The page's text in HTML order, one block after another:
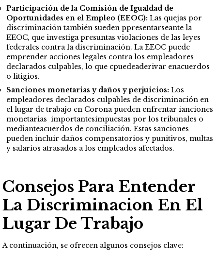
Participación de la Comisión de Igualdad de
Oportunidades en el Empleo (EEOC): Las quejas por
discriminación también sueden ppresentarseante la
EEOC, que investiga presuntas violaciones de las leyes
federales contra la discriminación. La EEOC puede
emprender acciones legales contra los empleadores
declarados culpables, lo que cpuedeaderivar enacuerdos
o litigios.
Sanciones monetarias y daños y perjuicios: Los
empleadores declarados culpables de discriminación en
el lugar de trabajo en Corona pueden enfrentar ianciones
monetarias importantesimpuestas por los tribunales o
medianteacuerdos de conciliación. Estas sanciones
pueden incluir daños compensatorios y punitivos, multas
y salarios atrasados a los empleados afectados.
Consejos Para Entender
La Discriminacion En El
Lugar De Trabajo
A continuación, se ofrecen algunos consejos clave: